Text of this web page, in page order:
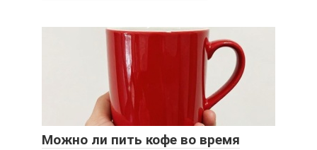
Можно ли пить кофе во время